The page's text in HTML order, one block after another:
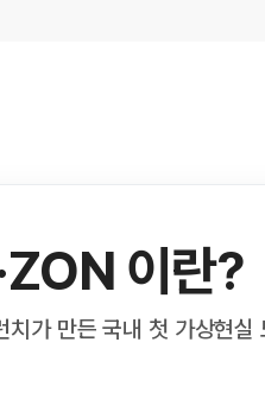
이란?
가 만든 국내 첫 가상현실